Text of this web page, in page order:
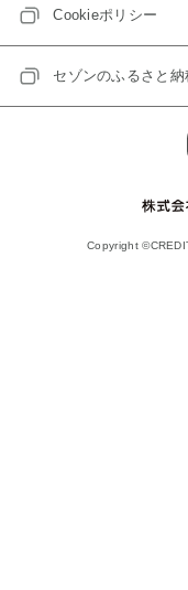
Cookieポリシー
セゾンのふるさと納
Copyright